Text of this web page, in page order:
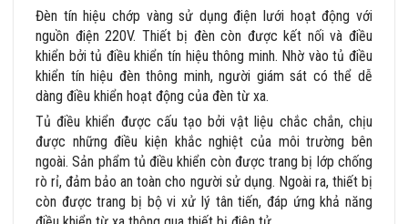
Đèn tín hiệu chớp vàng sử dụng điện lưới hoạt động với
nguồn điện 220V. Thiết bị đèn còn được kết nối và điều
khiển bởi tủ điều khiển tín hiệu thông minh. Nhờ vào tủ điều
khiển tín hiệu đèn thông minh, người giám sát có thể dễ
dàng điều khiển hoạt động của đèn từ xa.
Tủ điều khiển được cấu tạo bởi vật liệu chắc chắn, chịu
được những điều kiện khắc nghiệt của môi trường bên
ngoài. Sản phẩm tủ điều khiển còn được trang bị lớp chống
rò rỉ, đảm bảo an toàn cho người sử dụng. Ngoài ra, thiết bị
còn được trang bị bộ vi xử lý tân tiến, đáp ứng khả năng